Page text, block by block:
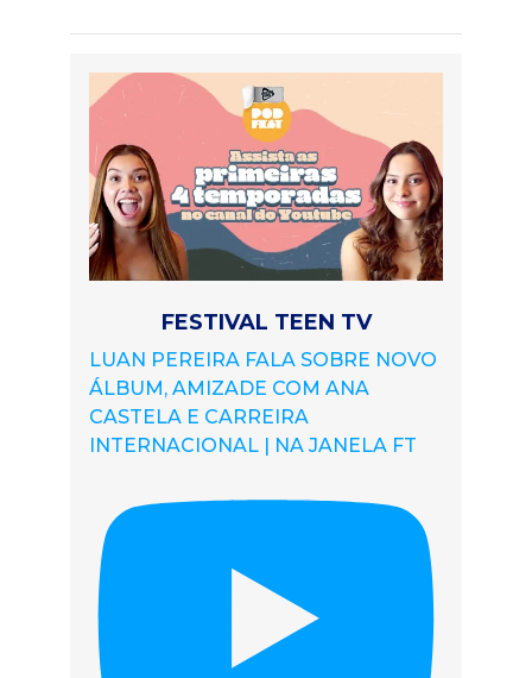
FESTIVAL TEEN TV
LUAN PEREIRA FALA SOBRE NOVO
ÁLBUM, AMIZADE COM ANA
CASTELA E CARREIRA
INTERNACIONAL | NA JANELA FT